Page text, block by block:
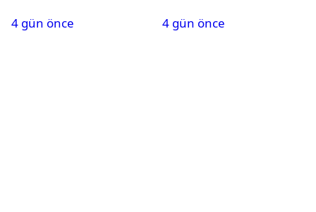
60 bin liraya kadar burs
4 gün önce
4 gün önce